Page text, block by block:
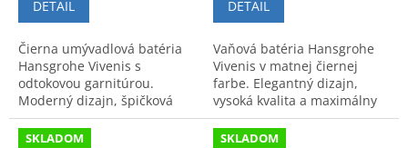
DETAIL
Čierna umývadlová batéria
Hansgrohe Vivenis s
odtokovou garnitúrou.
Moderný dizajn, špičková
kvalita a luxusný vzhľad pre
vašu kúpeľňu.
DETAIL
Vaňová batéria Hansgrohe
Vivenis v matnej čiernej
farbe. Elegantný dizajn,
vysoká kvalita a maximálny
komfort pre vašu kúpeľňu.
SKLADOM SKLADOM